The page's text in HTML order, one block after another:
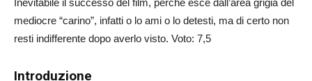
mediocre “carino”, infatti o lo ami o lo detesti, ma di certo non
resti indifferente dopo averlo visto. Voto: 7,5
Introduzione